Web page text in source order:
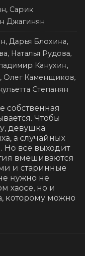
Сарик
Джагинян
Дарья Блохина,
Наталья Рудова,
Канухин,
Олег Каменщиков,
Степанян
собственная
Чтобы
девушка
а случайных
Но все выходит
вмешиваются
и старинные
нужно не
хаосе, но и
которому можно